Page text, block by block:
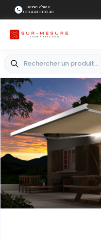
Besoin d'aide
+33 4 49 31 03 49